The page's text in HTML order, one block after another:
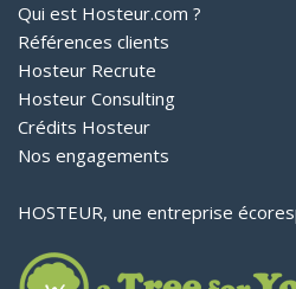
Qui est Hosteur.com ?
Références clients
Hosteur Recrute
Hosteur Consulting
Crédits Hosteur
Nos engagements
HOSTEUR, une entreprise